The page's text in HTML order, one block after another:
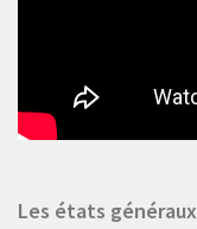
Les états